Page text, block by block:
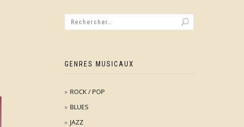
GENRES MUSICAUX
ROCK / POP
BLUES
JAZZ